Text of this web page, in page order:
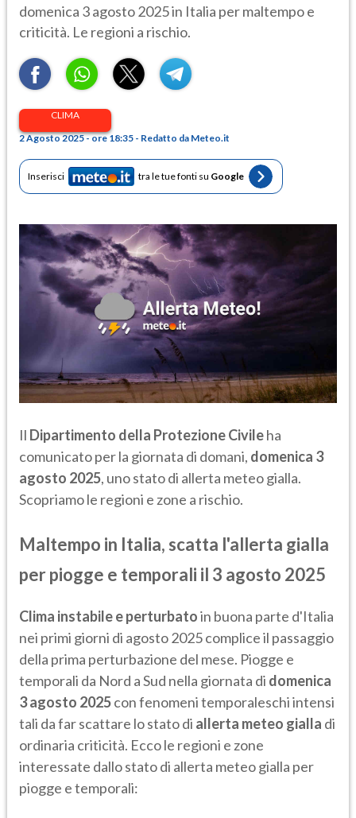
domenica 3 agosto 2025 in Italia per maltempo e
criticità. Le regioni a rischio.
CLIMA
2 Agosto 2025 - ore 18:35 - Redatto da Meteo.it
Inserisci tra le tue fonti su Google
Il Dipartimento della Protezione Civileha
comunicato per la giornata di domani, domenica 3
agosto 2025, uno stato di allerta meteo gialla.
Scopriamo le regioni e zone a rischio.
Maltempo in Italia, scatta l'allerta gialla
per piogge e temporali il 3 agosto 2025
Clima instabile e perturbatoin buona parte d'Italia
nei primi giorni di agosto 2025 complice il passaggio
della prima perturbazione del mese. Piogge e
temporali da Nord a Sud nella giornata di domenica
3 agosto 2025con fenomeni temporaleschi intensi
tali da far scattare lo stato di allerta meteo gialla di
ordinaria criticità. Ecco le regioni e zone
interessate dallo stato di allerta meteo gialla per
piogge e temporali: